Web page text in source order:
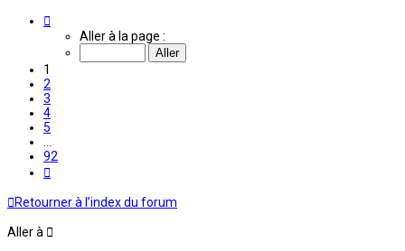
Aller à la page :
1
2
3
4
5
92
Retourner à l’index du forum
Aller à